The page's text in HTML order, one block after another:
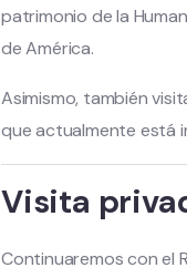
patrimonio de la
de América.
Asimismo, también
que actualmente está
Visita
Continuaremos con el